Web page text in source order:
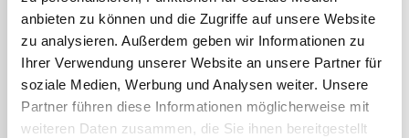
anbieten zu können und die Zugriffe auf unsere Website
zu analysieren. Außerdem geben wir Informationen zu
Ihrer Verwendung unserer Website an unsere Partner für
soziale Medien, Werbung und Analysen weiter. Unsere
Partner führen diese Informationen möglicherweise mit
weiteren Daten zusammen, die Sie ihnen bereitgestellt
Ihre Daten werden streng nach den Richtlinien unserer
Datenschutzerklärung verarbeitet.